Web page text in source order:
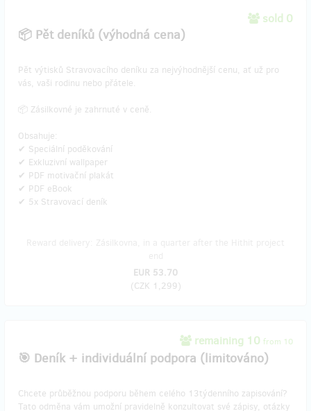
sold 0
📦 Pět deníků (výhodná cena)
Pět výtisků Stravovacího deníku za nejvýhodnější cenu, ať už pro
vás, vaši rodinu nebo přátele.
📦 Zásilkovné je zahrnuté v ceně.
Obsahuje:
✔ Speciální poděkování
✔ Exkluzivní wallpaper
✔ PDF motivační plakát
✔ PDF eBook
✔ 5x Stravovací deník
EUR 53.70
(CZK 1,299)
remaining 10 from 10
🎯 Deník + individuální podpora (limitováno)
Chcete průběžnou podporu během celého 13týdenního zapisování?
Tato odměna vám umožní pravidelně konzultovat své zápisy, otázky